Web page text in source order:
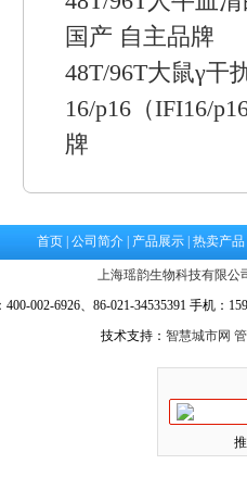
国产 自主品牌
48T/96T大鼠γ干
16/p16（IFI16/
牌
首页 公司简介 产品展示 热卖产品
上海瑶韵生物科技有限公
002-6926、86-021-34535391 手机：
技术支持： 智慧城市网